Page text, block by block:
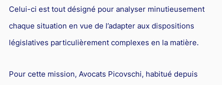
Celui-ci est tout désigné pour analyser minutieusement
chaque situation en vue de l’adapter aux dispositions
législatives particulièrement complexes en la matière.
Pour cette mission, Avocats Picovschi, habitué depuis